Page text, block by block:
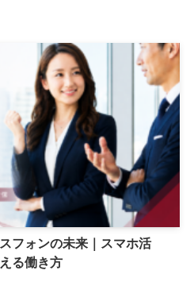
フォンの未来｜スマホ活
る働き方